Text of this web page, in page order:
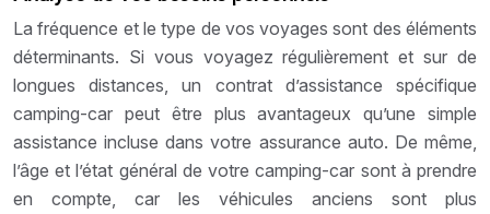
La fréquence et le type de vos voyages sont des éléments
déterminants. Si vous voyagez régulièrement et sur de
longues distances, un contrat d’assistance spécifique
camping-car peut être plus avantageux qu’une simple
assistance incluse dans votre assurance auto. De même,
l’âge et l’état général de votre camping-car sont à prendre
en compte, car les véhicules anciens sont plus